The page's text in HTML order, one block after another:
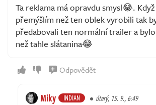
Ta reklama má opravdu smysl😂.
přemýšlím než ten oblek vyrobili tak
předabovali ten normální trailer a
než tahle slátanina😂
Odpovědět
Miky INDIAN úterý, 15. 9., 6:49